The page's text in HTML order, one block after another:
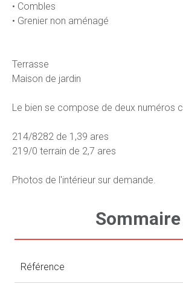
• Combles
• Grenier non aménagé
Terrasse
Maison de jardin
Le bien se compose de deux numéros
214/8282 de 1,39 ares
219/0 terrain de 2,7 ares
Photos de l'intérieur sur demande.
Sommaire
Référence